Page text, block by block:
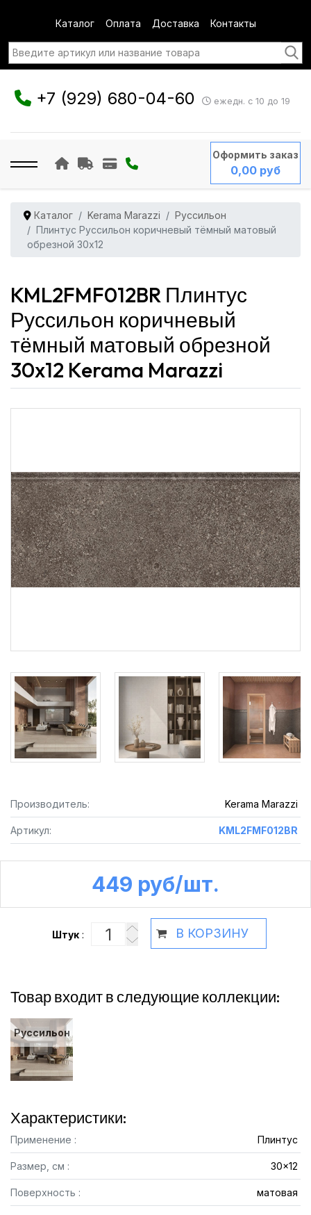
Каталог Оплата Доставка Контакты
+7 (929) 680-04-60 ежедн. с 10 до 19
Оформить заказ
0,00 руб
Каталог Kerama Marazzi
Руссильон
Плинтус Руссильон коричневый тёмный матовый
обрезной 30x12
KML2FMF012BR Плинтус
Руссильон коричневый
тёмный матовый обрезной
30x12 Kerama Marazzi
Производитель: Kerama Marazzi
Артикул: KML2FMF012BR
449 руб /шт.
Штук: В КОРЗИНУ
Товар входит в следующие коллекции:
Руссильон
Характеристики:
Применение : Плинтус
Размер, см : 30x12
Поверхность : матовая